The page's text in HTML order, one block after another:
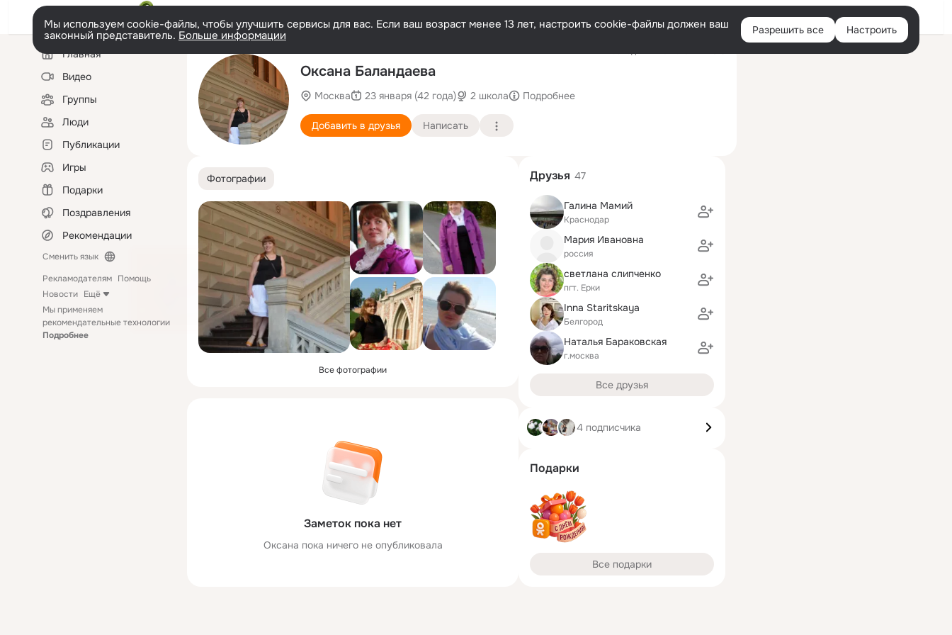
Войти
Мы используем cookie-файлы, чтобы улучшить сервисы для вас. Если ваш возраст менее 13 лет, настроить cookie-файлы должен ваш
законный представитель. Больше информации Разрешить все Настроить
Левая
колонкаГлавная
Видео
Группы
Люди
Публикации
Игры
Подарки
Поздравления
Рекомендации
Сменить язык
Рекламодателям Помощь
Новости Ещё
Мы применяем
рекомендательные технологии
Подробнее
Оксана Баландаева
Москва 23 января (42 года) 2 школа Подробнее
Добавить в друзья Написать
Фотографии
Все фотографии
Заметок пока нет
Оксана пока ничего не опубликовала
Друзья 47
Галина Мамий
Краснодар
Mapия Иванoвна
россия
светлана слипченко
пгт. Ерки
Inna Staritskaya
Белгород
Наталья Бараковская
г.москва
Все друзья
4 подписчика
Подарки
Все подарки